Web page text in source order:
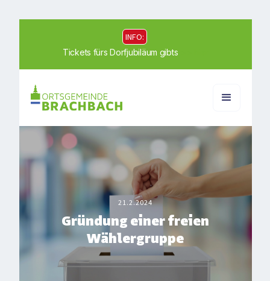
INFO:
Tickets fürs Dorfjubiläum gibts
21.2.2024
Gründung einer freien
Wählergruppe